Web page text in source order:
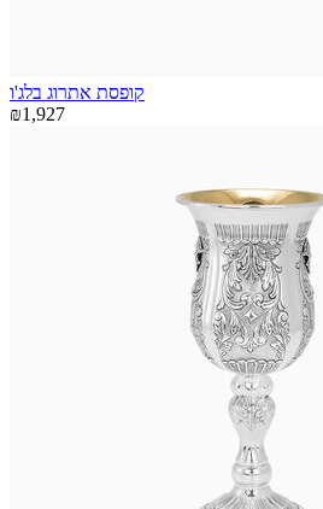
קופסת אתרוג בלג'ו
₪1,927